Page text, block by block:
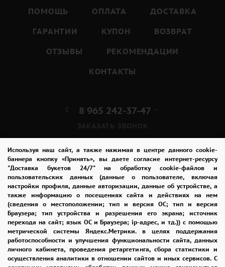
Используя наш сайт, а также нажимая в центре данного cookie-
баннера кнопку «Принять», вы даете согласие интернет-ресурсу
"Доставка букетов 24/7" на обработку cookie-файлов и
пользовательских данных (данные о пользователе, включая
настройки профиля, данные авторизации, данные об устройстве, а
также информацию о посещениях сайта и действиях на нем
(сведения о местоположении; тип и версия ОС; тип и версия
Браузера; тип устройства и разрешения его экрана; источник
перехода на сайт; язык ОС и Браузера; ip-адрес, и тд.)) с помощью
метрической системы Яндекс.Метрики. в целях поддержания
работоспособности и улучшения функциональности сайта, данных
личного кабинета, проведения ретаргетинга, сбора статистики и
осуществления аналитики в отношении сайтов и иных сервисов. С
ПОМОЩЬ ОПЛАТА
ДОСТАВКА
ГАРАНТИИ
КУПОН
ВОЗВРАТ
ОТЗЫВЫ
РЕКОМЕНДАЦИИ
КОНТАКТЫ
8 965 242-37-47
admin@buket24delivery.ru
пр. Ленина д. 46,
ТЦ «Крейсер»
ПОЛИТИКА КОНФИДЕНЦИАЛЬНОСТИ
2026 © "Доставка цветов в Владимире"
Публичная оферта